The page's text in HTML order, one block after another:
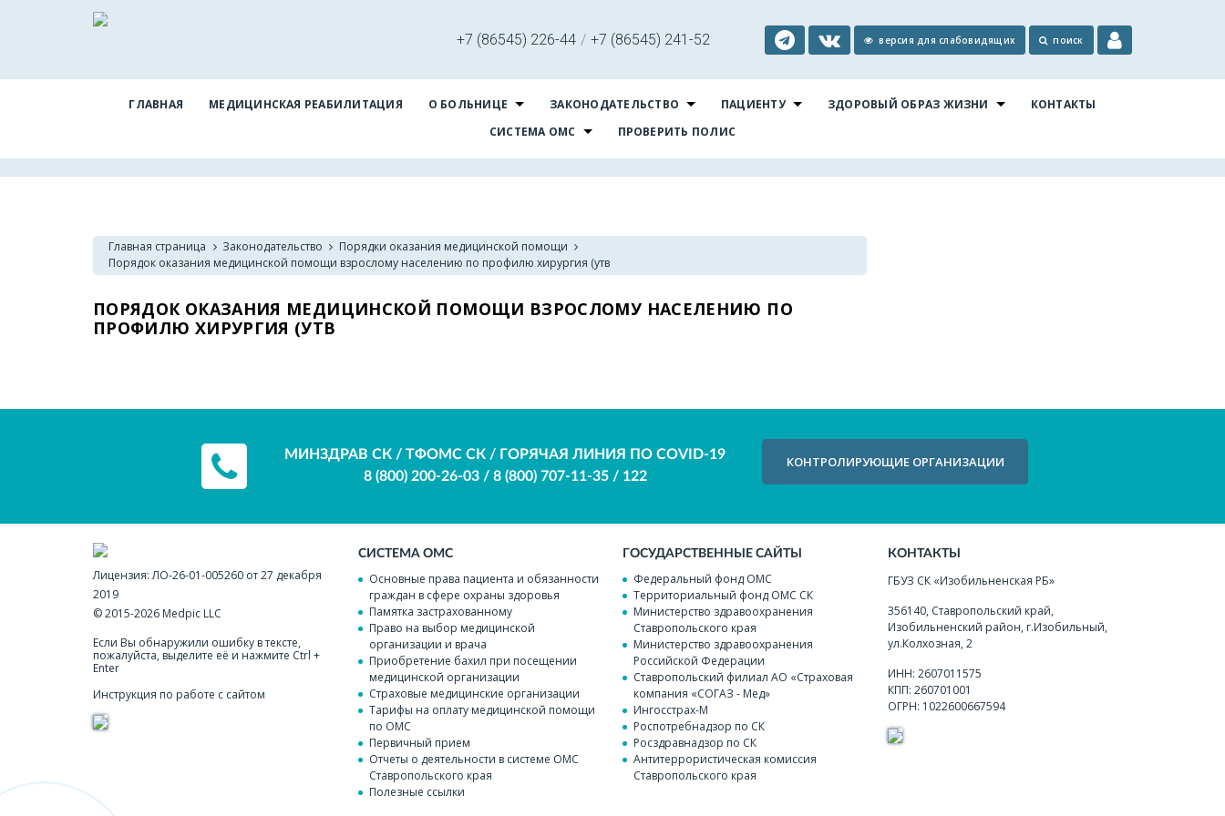
+7 (86545) 226-44 / +7 (86545) 241-52 версия для слабовидящих поиск
ГЛАВНАЯ МЕДИЦИНСКАЯ РЕАБИЛИТАЦИЯ О БОЛЬНИЦЕ ЗАКОНОДАТЕЛЬСТВО ПАЦИЕНТУ ЗДОРОВЫЙ ОБРАЗ ЖИЗНИ
КОНТАКТЫ
СИСТЕМА ОМС
ПРОВЕРИТЬ ПОЛИС
Главная страница Законодательство
Порядки оказания медицинской помощи
Порядок оказания медицинской помощи взрослому населению по профилю хирургия (утв
ПОРЯДОК ОКАЗАНИЯ МЕДИЦИНСКОЙ ПОМОЩИ ВЗРОСЛОМУ НАСЕЛЕНИЮ ПО
ПРОФИЛЮ ХИРУРГИЯ (УТВ
МИНЗДРАВ СК / ТФОМС СК / ГОРЯЧАЯ ЛИНИЯ ПО COVID-19
8 (800) 200-26-03 / 8 (800) 707-11-35 / 122
КОНТРОЛИРУЮЩИЕ ОРГАНИЗАЦИИ
Лицензия:ЛО-26-01-005260 от 27 декабря
2019
© 2015-2026 Medpic LLC
Если Вы обнаружили ошибку в тексте,
пожалуйста, выделите её и нажмите Ctrl +
Enter
Инструкция по работе с сайтом
СИСТЕМА ОМС
Основные права пациента и обязанности
граждан в сфере охраны здоровья
Памятка застрахованному
Право на выбор медицинской
организации и врача
Приобретение бахил при посещении
медицинской организации
Страховые медицинские организации
Тарифы на оплату медицинской помощи
по ОМС
Первичный прием
Отчеты о деятельности в системе ОМС
Ставропольского края
Полезные ссылки
ГОСУДАРСТВЕННЫЕ САЙТЫ
Федеральный фонд ОМС
Территориальный фонд ОМС СК
Министерство здравоохранения
Ставропольского края
Министерство здравоохранения
Российской Федерации
Ставропольский филиал АО «Страховая
компания «СОГАЗ - Мед»
Ингосстрах-М
Роспотребнадзор по СК
Росздравнадзор по СК
Антитеррористическая комиссия
Ставропольского края
КОНТАКТЫ
ГБУЗ СК «Изобильненская РБ»
356140, Ставропольский край,
Изобильненский район, г.Изобильный,
ул.Колхозная, 2
ИНН: 2607011575
КПП: 260701001
ОГРН: 1022600667594